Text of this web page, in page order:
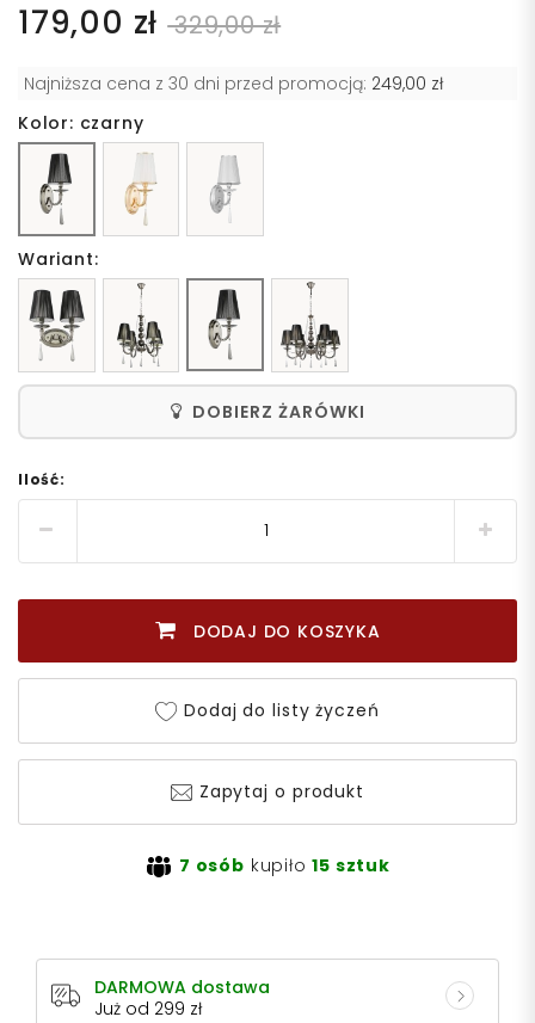
179,00 zł 329,00 zł
Najniższa cena z 30 dni przed promocją: 249,00 zł
Kolor: czarny
Wariant:
DOBIERZ ŻARÓWKI
Ilość:
DODAJ DO KOSZYKA
Dodaj do listy życzeń
Zapytaj o produkt
7 osób kupiło15 sztuk
DARMOWA dostawa
Już od 299 zł